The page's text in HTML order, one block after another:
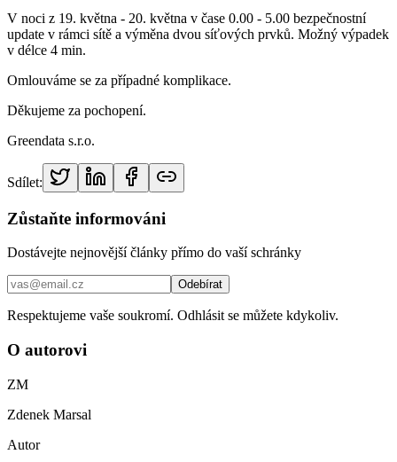
V noci z 19. května - 20. května v čase 0.00 - 5.00 bezpečnostní
update v rámci sítě a výměna dvou síťových prvků. Možný výpadek
v délce 4 min.
Omlouváme se za případné komplikace.
Děkujeme za pochopení.
Greendata s.r.o.
Sdílet:
Zůstaňte informováni
Dostávejte nejnovější články přímo do vaší schránky
Odebírat
Respektujeme vaše soukromí. Odhlásit se můžete kdykoliv.
O autorovi
ZM
Zdenek Marsal
Autor